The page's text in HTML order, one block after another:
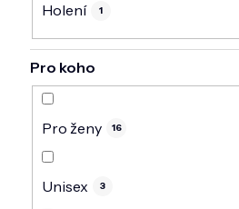
Holení 1
Pro koho
Pro ženy 16
Unisex 3